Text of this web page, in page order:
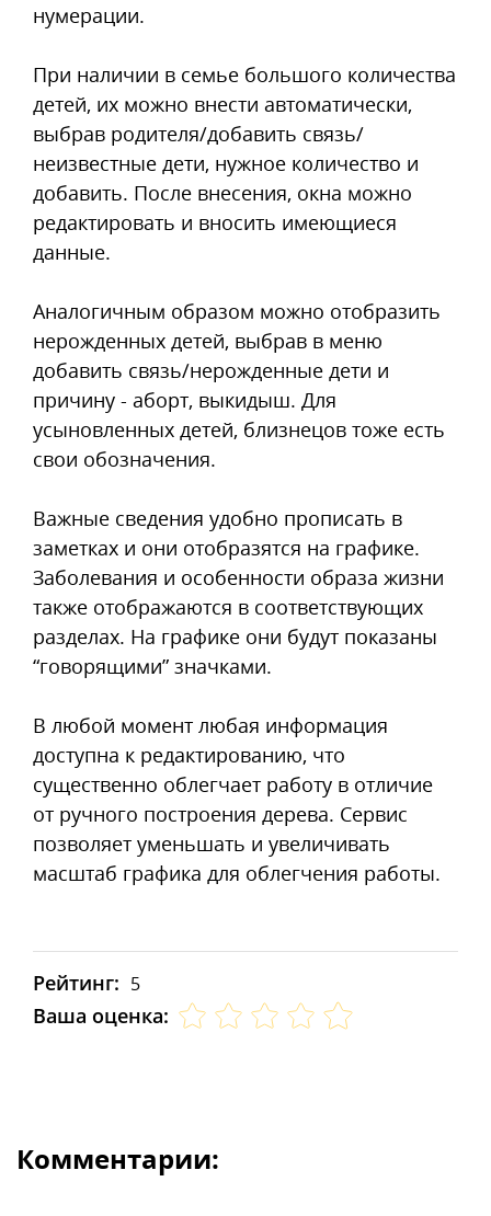
нумерации.
При наличии в семье большого количества
детей, их можно внести автоматически,
выбрав родителя/добавить связь/
неизвестные дети, нужное количество и
добавить. После внесения, окна можно
редактировать и вносить имеющиеся
данные.
Аналогичным образом можно отобразить
нерожденных детей, выбрав в меню
добавить связь/нерожденные дети и
причину - аборт, выкидыш. Для
усыновленных детей, близнецов тоже есть
свои обозначения.
Важные сведения удобно прописать в
заметках и они отобразятся на графике.
Заболевания и особенности образа жизни
также отображаются в соответствующих
разделах. На графике они будут показаны
“говорящими” значками.
В любой момент любая информация
доступна к редактированию, что
существенно облегчает работу в отличие
от ручного построения дерева. Сервис
позволяет уменьшать и увеличивать
масштаб графика для облегчения работы.
Рейтинг: 5
Ваша оценка:
Комментарии: